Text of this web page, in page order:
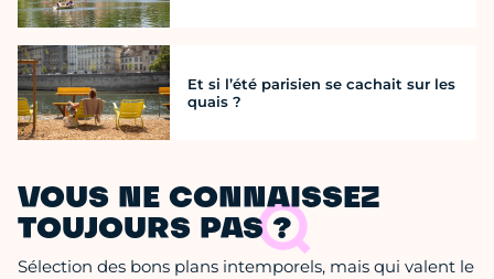
Et si l’été parisien se cachait sur les
quais ?
VOUS NE CONNAISSEZ
TOUJOURS PAS ?
Sélection des bons plans intemporels, mais qui valent le